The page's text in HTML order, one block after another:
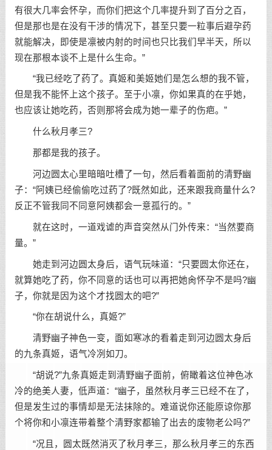
有很大几率会怀孕，而你们把这个几率提升到了百分之百，
但是那也是在没有干涉的情况下，甚至只要一粒事后避孕药
就能解决，即使是凛被内射的时间也只比我们早半天，所以
现在那根本谈不上是什么生命。”
“我已经吃了药了。真姬和美姬她们是怎么想的我不管，
但是我不能怀上这个孩子。至于小凛，你如果真的在乎她，
也应该让她吃药，否则那将会成为她一辈子的伤疤。”
什么秋月孝三?
那都是我的孩子。
河边圆太心里暗暗吐槽了一句，然后看着面前的清野幽
子：“阿姨已经偷偷吃过药了?既然如此，还来跟我商量什么?
反正不管我同不同意阿姨都会一意孤行的。”
就在这时，一道戏谑的声音突然从门外传来：“当然要商
量。”
她走到河边圆太身后，语气玩味道：“只要圆太你还在，
就算她吃了药，你不同意的话也可以再把她肏怀孕不是吗?幽
子，你就是因为这个才找圆太的吧?”
“你在胡说什么，真姬?”
清野幽子神色一变，面如寒冰的看着走到河边圆太身后
的九条真姬，语气冷冽如刀。
“胡说?”九条真姬走到清野幽子面前，俯瞰着这位神色冰
冷的绝美人妻，低声道：“幽子，虽然秋月孝三已经不在了，
但是发生过的事情却是无法抹除的。难道说你还能原谅你那
个将你和小凛连带着整个清野家都输了出去的废物老公吗?”
“况且，圆太既然消灭了秋月孝三，那么秋月孝三的东西